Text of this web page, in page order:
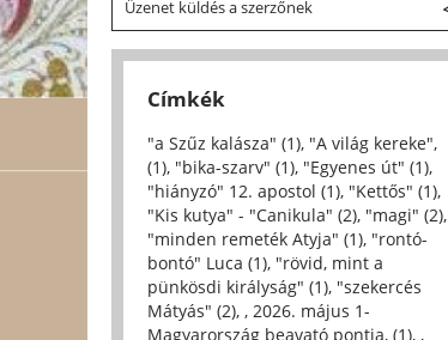
Üzenet küldés a szerzőnek
Címkék
"a Szűz kalásza" (1), "A világ kereke",
(1), "bika-szarv" (1), "Egyenes út" (1),
"hiányzó" 12. apostol (1), "Kettős" (1),
"Kis kutya" - "Canikula" (2), "magi" (2),
"minden remeték Atyja" (1), "rontó-
bontó" Luca (1), "rövid, mint a
pünkösdi királyság" (1), "szekercés
Mátyás" (2), , 2026. május 1-
Magyarország beavató pontja, (1), ,